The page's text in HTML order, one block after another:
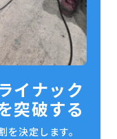
イナック
突破する
を決定します。